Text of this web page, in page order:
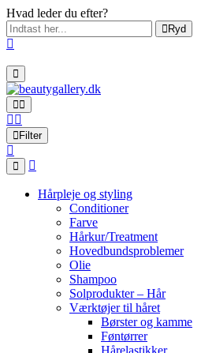
Hvad leder du efter?
Ryd
Filter
Hårpleje og styling
Conditioner
Farve
Hårkur/Treatment
Hovedbundsproblemer
Olie
Shampoo
Solprodukter – Hår
Værktøjer til håret
Børster og kamme
Føntørrer
Hårelastikker